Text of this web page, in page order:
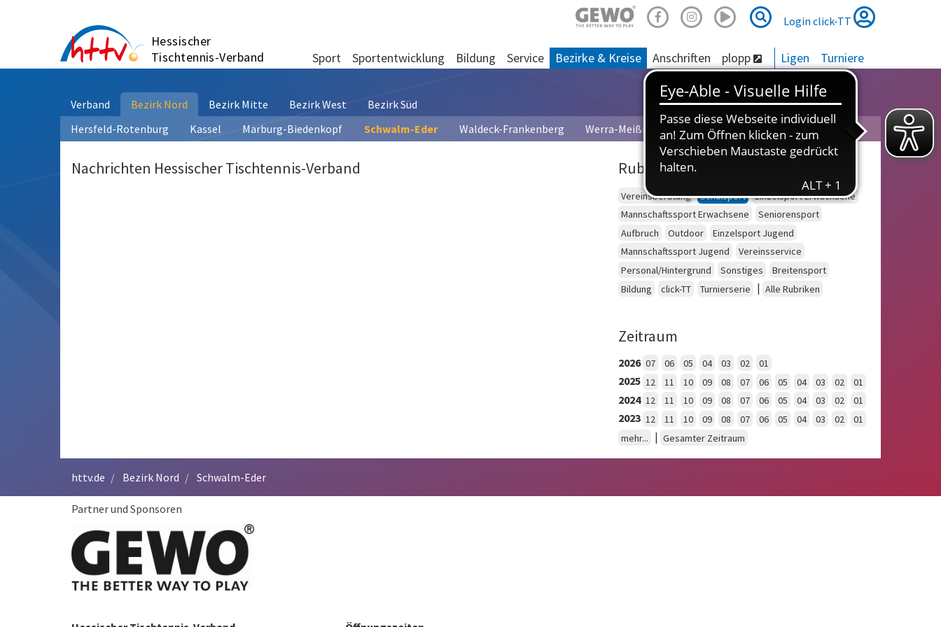
Hessischer
Tischtennis-Verband
Suche
Suche
Login click-TT
Sport Sportentwicklung Bildung Service Bezirke & Kreise Anschriften plopp Ligen Turniere
Verband Bezirk Nord Bezirk Mitte Bezirk West
Bezirk Süd
Hersfeld-Rotenburg
Kassel Marburg-Biedenkopf Schwalm-Eder Waldeck-Frankenberg Werra-Meißner
Nachrichten Hessischer Tischtennis-Verband Rubriken
Vereinsberatung Schulsport
Einzelsport Erwachsene
Mannschaftssport Erwachsene
Seniorensport
Aufbruch
Outdoor
Einzelsport Jugend
Mannschaftssport Jugend
Vereinsservice
Personal/Hintergrund
Sonstiges
Breitensport
Bildung
click-TT Turnierserie | Alle Rubriken
Zeitraum
2026 07 06 05 04 03 02 01
2025 12 11 10 09 08 07 06 05 04 03 02 01
2024 12 11 10 09 08 07 06 05 04 03 02 01
2023 12 11 10 09 08 07 06 05 04 03 02
01
mehr...
| Gesamter Zeitraum
httv.de Bezirk Nord Schwalm-Eder
Partner und Sponsoren